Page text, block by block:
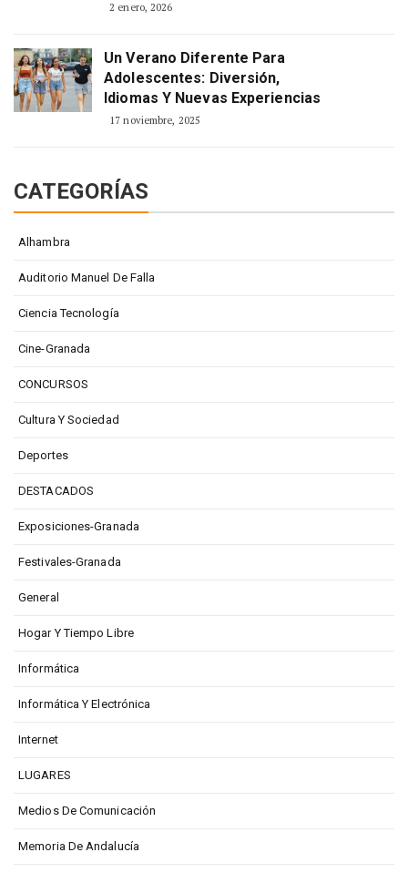
2 enero, 2026
Un Verano Diferente Para
Adolescentes: Diversión,
Idiomas Y Nuevas Experiencias
17 noviembre, 2025
CATEGORÍAS
Alhambra
Auditorio Manuel De Falla
Ciencia Tecnología
Cine-Granada
CONCURSOS
Cultura Y Sociedad
Deportes
DESTACADOS
Exposiciones-Granada
Festivales-Granada
General
Hogar Y Tiempo Libre
Informática
Informática Y Electrónica
Internet
LUGARES
Medios De Comunicación
Memoria De Andalucía